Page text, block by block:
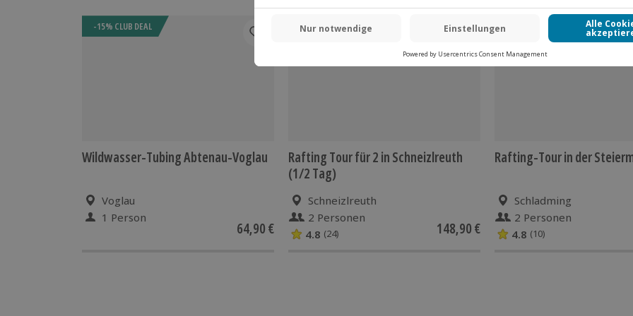
-15% CLUB DEAL
Wildwasser-Tubing Abtenau-Voglau
Voglau
1 Person
64,90 €
-15% CLUB DEAL
Rafting Tour für 2 in Schneizlreuth
(1/2 Tag)
Schneizlreuth
2 Personen
4.8 (24) 148,90 €
Rafting-Tour in der
Schladming
2 Personen
4.8 (10)